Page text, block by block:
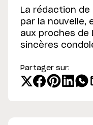
La rédaction
par la nouvelle,
aux proches de
sincères
Partager sur: